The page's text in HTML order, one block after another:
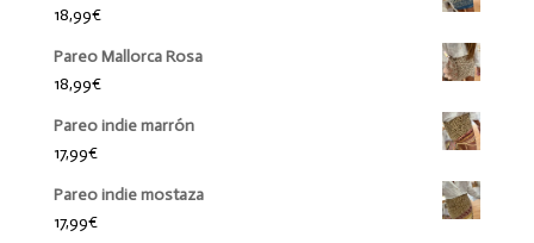
18,99€
Pareo Mallorca Rosa
18,99€
Pareo indie marrón
17,99€
Pareo indie mostaza
17,99€